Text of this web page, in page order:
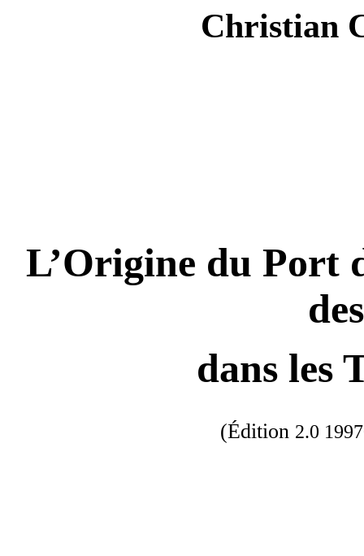
Christian
L’Origine du Port
dans les
(Édition 2.0